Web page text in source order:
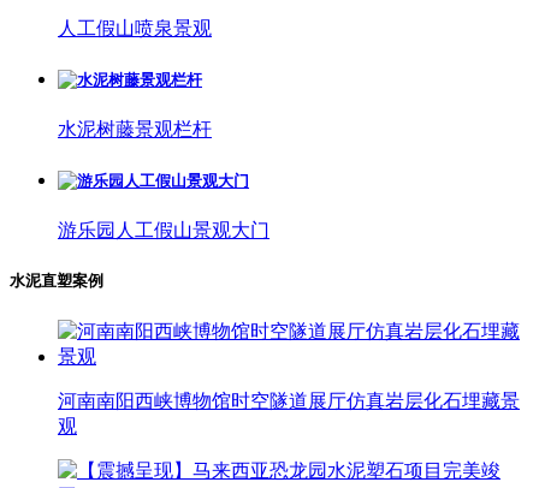
人工假山喷泉景观
水泥树藤景观栏杆
游乐园人工假山景观大门
水泥直塑案例
河南南阳西峡博物馆时空隧道展厅仿真岩层化石埋藏景
观